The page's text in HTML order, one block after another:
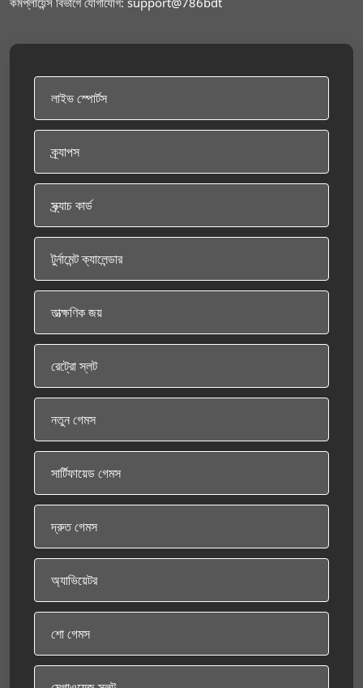
লাইভ স্পোর্টস
ক্র্যাপস
স্ক্র্যাচ কার্ড
টুর্নামেন্ট ক্যালেন্ডার
তাত্ক্ষণিক জয়
রেট্রো স্লট
নতুন গেমস
সার্টিফায়েড গেমস
দ্রুত গেমস
অ্যাভিয়েটর
শো গেমস